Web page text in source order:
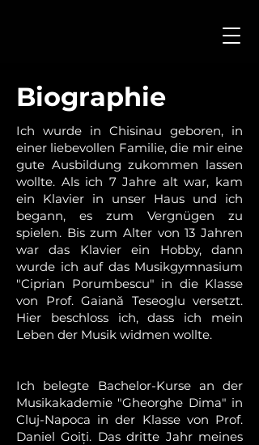
Biographie
Ich wurde in Chisinau geboren, in
einer liebevollen Familie, die mir eine
gute Ausbildung zukommen lassen
wollte. Als ich 7 Jahre alt war, kam
ein Klavier in unser Haus und ich
begann, es zum Vergnügen zu
spielen. Bis zum Alter von 13 Jahren
war das Klavier ein Hobby, dann
wurde ich auf das Musikgymnasium
"Ciprian Porumbescu" in die Klasse
von Prof. Gaiană Teseoglu versetzt.
Hier beschloss ich, dass ich mein
Leben der Musik widmen wollte.
Ich belegte Bachelor-Kurse an der
Musikakademie "Gheorghe Dima" in
Cluj-Napoca in der Klasse von Prof.
Daniel Goiți. Das dritte Jahr meines